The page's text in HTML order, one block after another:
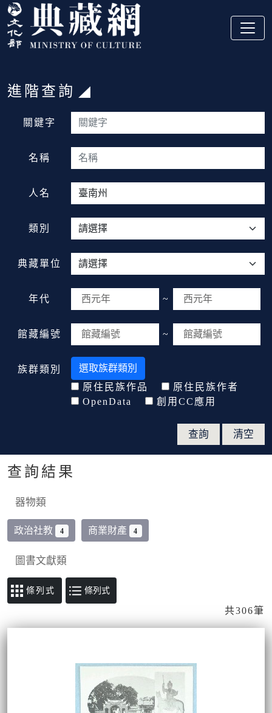
跳到主要內容
:::
:::
進階查詢
關鍵字
名稱
人名
類別
典藏單位
年代 ~
館藏編號 ~
族群類別
選取族群類別
原住民族作品
原住民族作者
OpenData
創用CC應用
查詢結果
器物類
政治社教 4 商業財產 4
圖書文獻類
條列式
共306筆